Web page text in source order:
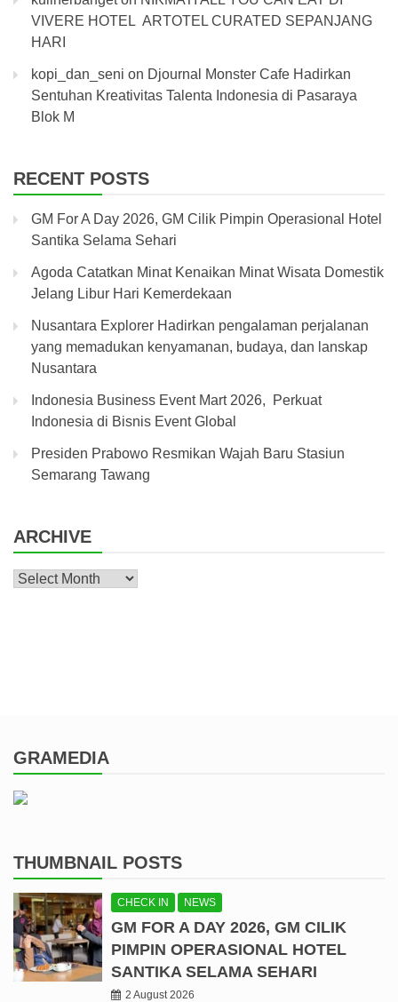
VIVERE HOTEL ARTOTEL CURATED SEPANJANG
HARI
kopi_dan_seni on Djournal Monster Cafe Hadirkan
Sentuhan Kreativitas Talenta Indonesia di Pasaraya
Blok M
RECENT POSTS
GM For A Day 2026, GM Cilik Pimpin Operasional Hotel
Santika Selama Sehari
Agoda Catatkan Minat Kenaikan Minat Wisata Domestik
Jelang Libur Hari Kemerdekaan
Nusantara Explorer Hadirkan pengalaman perjalanan
yang memadukan kenyamanan, budaya, dan lanskap
Nusantara
Indonesia Business Event Mart 2026, Perkuat
Indonesia di Bisnis Event Global
Presiden Prabowo Resmikan Wajah Baru Stasiun
Semarang Tawang
ARCHIVE
Archive
GRAMEDIA
THUMBNAIL POSTS
CHECK IN NEWS
GM FOR A DAY 2026, GM CILIK
PIMPIN OPERASIONAL HOTEL
SANTIKA SELAMA SEHARI
2 August 2026